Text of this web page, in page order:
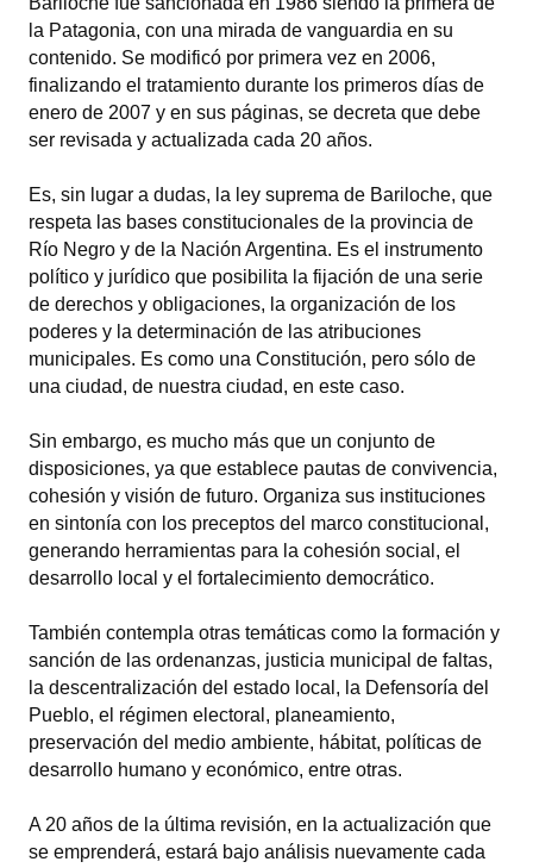
Comunicaciones
Declaraciones
Resoluciones
INSTITUCIONAL
Antiguos Pobladores
Noticias Destacadas
Registros y Distinciones
Premio al Mérito - Registro
Audiencias Públicas - Registro
Mujeres que Dejaron Huellas - Registro
Ciudadano Ilustre - Registro
Banca del Vecino - Registro
Huéspedes de Honor - Registro
Reconocimientos - Registro
la Patagonia, con una mirada de vanguardia en su
contenido. Se modificó por primera vez en 2006,
finalizando el tratamiento durante los primeros días de
enero de 2007 y en sus páginas, se decreta que debe
ser revisada y actualizada cada 20 años.
Es, sin lugar a dudas, la ley suprema de Bariloche, que
respeta las bases constitucionales de la provincia de
Río Negro y de la Nación Argentina. Es el instrumento
político y jurídico que posibilita la fijación de una serie
de derechos y obligaciones, la organización de los
poderes y la determinación de las atribuciones
municipales. Es como una Constitución, pero sólo de
una ciudad, de nuestra ciudad, en este caso.
Sin embargo, es mucho más que un conjunto de
disposiciones, ya que establece pautas de convivencia,
cohesión y visión de futuro. Organiza sus instituciones
en sintonía con los preceptos del marco constitucional,
generando herramientas para la cohesión social, el
desarrollo local y el fortalecimiento democrático.
También contempla otras temáticas como la formación y
sanción de las ordenanzas, justicia municipal de faltas,
la descentralización del estado local, la Defensoría del
Pueblo, el régimen electoral, planeamiento,
preservación del medio ambiente, hábitat, políticas de
desarrollo humano y económico, entre otras.
A 20 años de la última revisión, en la actualización que
se emprenderá, estará bajo análisis nuevamente cada